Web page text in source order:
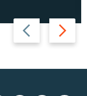
Назад Вперед